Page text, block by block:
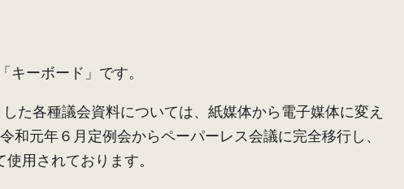
ーボード」です。
た各種議会資料については、紙媒体から電子媒体に変え
元年６月定例会からペーパーレス会議に完全移行し、
用されております。